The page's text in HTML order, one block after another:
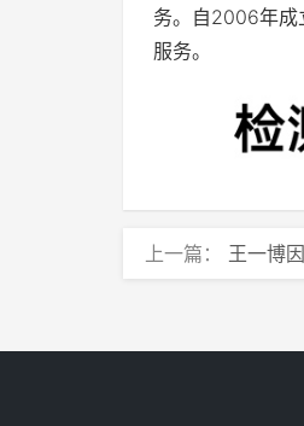
务。自2006年成
服务。
上一篇： 王一博